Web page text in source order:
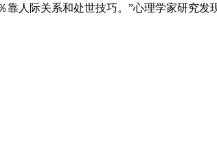
人际关系和处世技巧。”心理学家研究